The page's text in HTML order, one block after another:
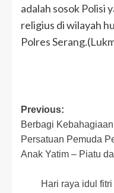
adalah sosok Polisi
religius di wilayah
Polres
Post
navigation
Previous:
Berbagi
Persatuan Pemuda
Anak Yatim – Piatu
Hari raya idul